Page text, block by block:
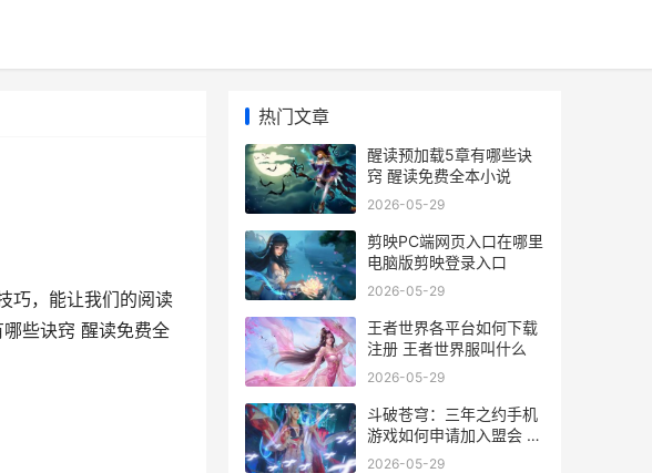
巧，能让我们的阅读
些诀窍 醒读免费全
热门文章
醒读预加载5章有哪些诀
窍 醒读免费全本小说
2026-05-29
剪映PC端网页入口在哪里
电脑版剪映登录入口
2026-05-29
王者世界各平台如何下载
注册 王者世界服叫什么
2026-05-29
斗破苍穹：三年之约手机
游戏如何申请加入盟会 斗
破苍穹三年之约免费观看
2026-05-29